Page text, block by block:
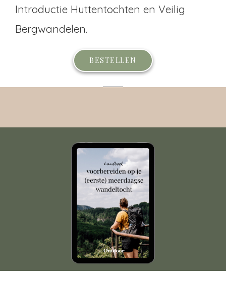
Introductie Huttentochten en Veilig
Bergwandelen.
BESTELLEN